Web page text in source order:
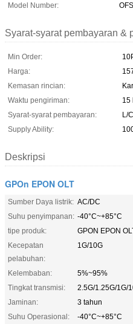
Model Number:
Syarat-syarat pembayaran &
Min Order:
Harga:
Kemasan rincian:
Waktu pengiriman:
15
Syarat-syarat pembayaran:
L/
Supply Ability:
Deskripsi
GPOn EPON OLT
Sumber Daya listrik: AC/DC
Suhu penyimpanan: -40°C~+85°C
tipe produk:
GPON EPON
Kecepatan
pelabuhan:
1G/10G
Kelembaban:
5%~95%
Tingkat transmisi:
2.5G/1.25G/1G/
Jaminan:
3 tahun
Suhu Operasional:
-40°C~+85°C